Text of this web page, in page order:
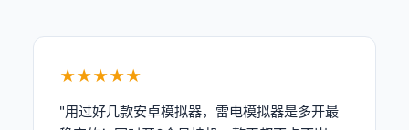
★★★★★
"用过好几款安卓模拟器，雷电模拟器是多开最